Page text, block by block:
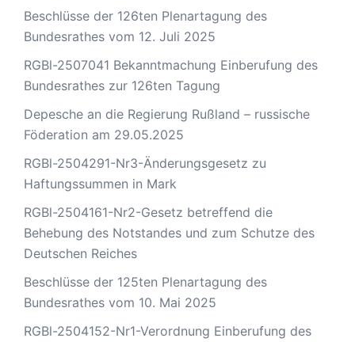
Beschlüsse der 126ten Plenartagung des
Bundesrathes vom 12. Juli 2025
RGBl-2507041 Bekanntmachung Einberufung des
Bundesrathes zur 126ten Tagung
Depesche an die Regierung Rußland – russische
Föderation am 29.05.2025
RGBl-2504291-Nr3-Änderungsgesetz zu
Haftungssummen in Mark
RGBl-2504161-Nr2-Gesetz betreffend die
Behebung des Notstandes und zum Schutze des
Deutschen Reiches
Beschlüsse der 125ten Plenartagung des
Bundesrathes vom 10. Mai 2025
RGBl-2504152-Nr1-Verordnung Einberufung des